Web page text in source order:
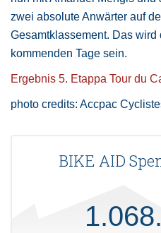
zwei absolute Anwärter auf
Gesamtklassement. Das
kommenden Tage sein.
Ergebnis 5. Etappa Tour du
photo credits: Accpac
BIKE AID